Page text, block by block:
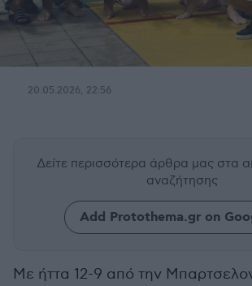
20.05.2026, 22:56
Δείτε περισσότερα άρθρα μας στα
αναζήτησης
Add Protothema.gr on
Με ήττα 12-9 από την